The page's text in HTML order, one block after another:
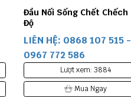
Măng Sông Thuỷ Lực
LIÊN HỆ: 0868 107 515 -
0967 772 586
Lượt xem: 5439
Mua Ngay